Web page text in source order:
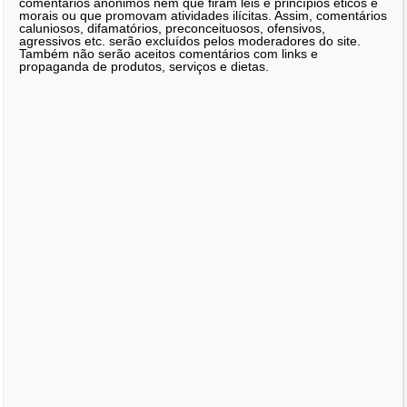
comentários anônimos nem que firam leis e princípios éticos e
morais ou que promovam atividades ilícitas. Assim, comentários
caluniosos, difamatórios, preconceituosos, ofensivos,
agressivos etc. serão excluídos pelos moderadores do site.
Também não serão aceitos comentários com links e
propaganda de produtos, serviços e dietas.